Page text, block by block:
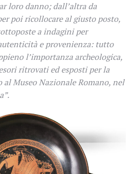
loro danno; dall’altra da
poi ricollocare al giusto posto,
a indagini per
e provenienza: tutto
l’importanza archeologica,
ritrovati ed esposti per la
Museo Nazionale Romano, nel